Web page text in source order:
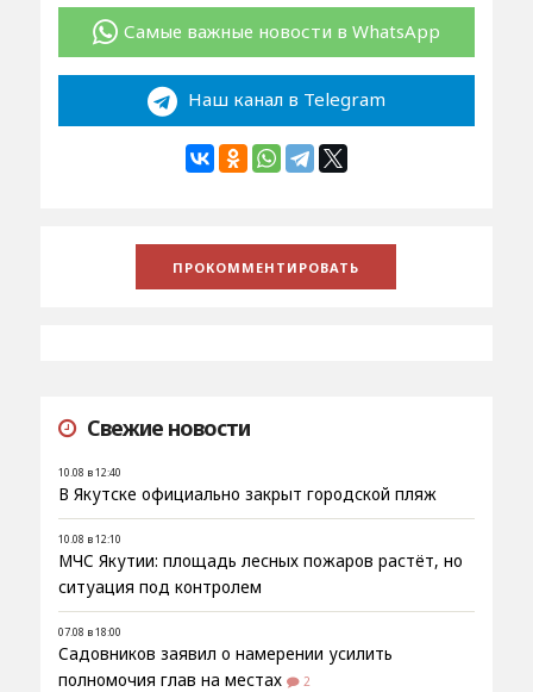
Самые важные новости в WhatsApp
Наш канал в Telegram
Свежие новости
10.08 в 12:40
В Якутске официально закрыт городской пляж
10.08 в 12:10
МЧС Якутии: площадь лесных пожаров растёт, но
ситуация под контролем
07.08 в 18:00
Садовников заявил о намерении усилить
полномочия глав на местах
2